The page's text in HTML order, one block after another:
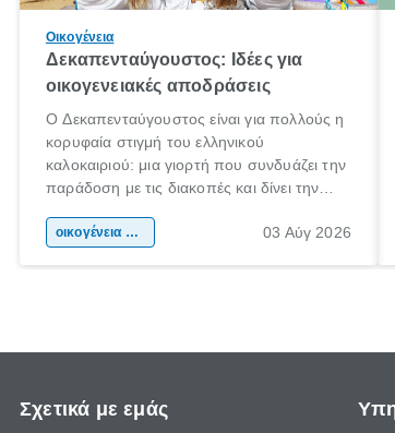
Οικογένεια
Δεκαπενταύγουστος: Ιδέες για
οικογενειακές αποδράσεις
Ο Δεκαπενταύγουστος είναι για πολλούς η
κορυφαία στιγμή του ελληνικού
καλοκαιριού: μια γιορτή που συνδυάζει την
παράδοση με τις διακοπές και δίνει την
χώρας. Είτε πρόκειται για λίγες μέρες
οικογένεια & παιδί 03 Αύγ 2026
Σχετικά με εμάς